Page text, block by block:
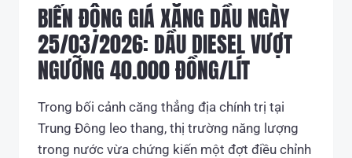
PHẠT?
BIẾN ĐỘNG GIÁ XĂNG DẦU NGÀY
25/03/2026: DẦU DIESEL VƯỢT
NGƯỠNG 40.000 ĐỒNG/LÍT
Trong bối cảnh căng thẳng địa chính trị tại
Trung Đông leo thang, thị trường năng lượng
trong nước vừa chứng kiến một đợt điều chỉnh